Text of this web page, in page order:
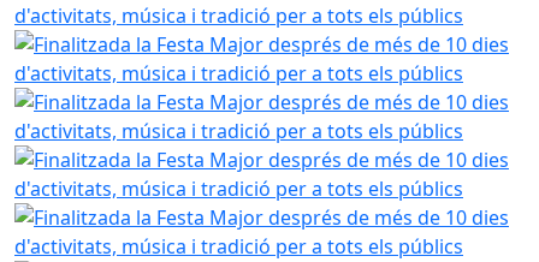
Finalitzada la Festa Major després de més de 10 dies
Finalitzada la Festa Major després de més de 10 dies
Finalitzada la Festa Major després de més de 10 dies
Finalitzada la Festa Major després de més de 10 dies